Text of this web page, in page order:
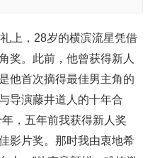
上，28岁的横滨流星凭借
奖。此前，他曾获得新人
他首次摘得最佳男主角的
导演藤井道人的十年合
，五年前我获得新人奖
影片奖。那时我由衷地希